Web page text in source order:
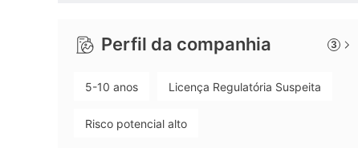
9
Perfil da companhia 3
5-10 anos Licença Regulatória Suspeita
Risco potencial alto